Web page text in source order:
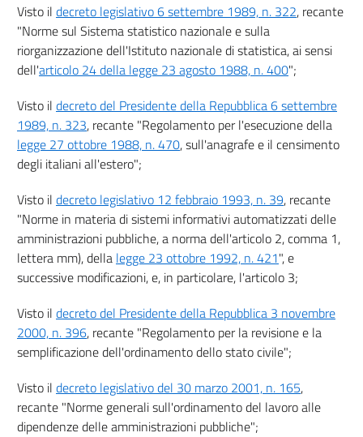
Visto il decreto legislativo 6 settembre 1989, n. 322, recante
"Norme sul Sistema statistico nazionale e sulla
riorganizzazione dell'Istituto nazionale di statistica, ai sensi
dell'articolo 24 della legge 23 agosto 1988, n. 400";
Visto il decreto del Presidente della Repubblica 6 settembre
1989, n. 323, recante "Regolamento per l'esecuzione della
legge 27 ottobre 1988, n. 470, sull'anagrafe e il censimento
degli italiani all'estero";
Visto il decreto legislativo 12 febbraio 1993, n. 39, recante
"Norme in materia di sistemi informativi automatizzati delle
amministrazioni pubbliche, a norma dell'articolo 2, comma 1,
lettera mm), della legge 23 ottobre 1992, n. 421", e
successive modificazioni, e, in particolare, l'articolo 3;
Visto il decreto del Presidente della Repubblica 3 novembre
2000, n. 396, recante "Regolamento per la revisione e la
semplificazione dell'ordinamento dello stato civile";
Visto il decreto legislativo del 30 marzo 2001, n. 165,
recante "Norme generali sull'ordinamento del lavoro alle
dipendenze delle amministrazioni pubbliche";